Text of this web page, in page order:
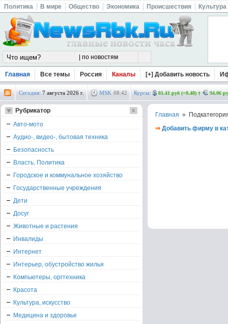
Политика В мире Общество Экономика Происшествия Культура
Главная Все темы Россия Каналы [+] Добавить новость
Сегодня: 7 августа 2026 г. MSK 08:42 Курсы: 81.41 руб (+0.48) 94.06
Главная »
⇒ Добавить фирму в
Рубрикатор
Авто-мото
Аудио-, видео-, бытовая техника
Безопасность
Власть, Политика
Городское и коммунальное хозяйство
Государственные учреждения
Дети
Досуг
Животные и растения
Инвалиды
Интернет
Интерьер, обустройство жилья
Компьютеры, оргтехника
Красота
Культура, искусство
Медицина и здоровье